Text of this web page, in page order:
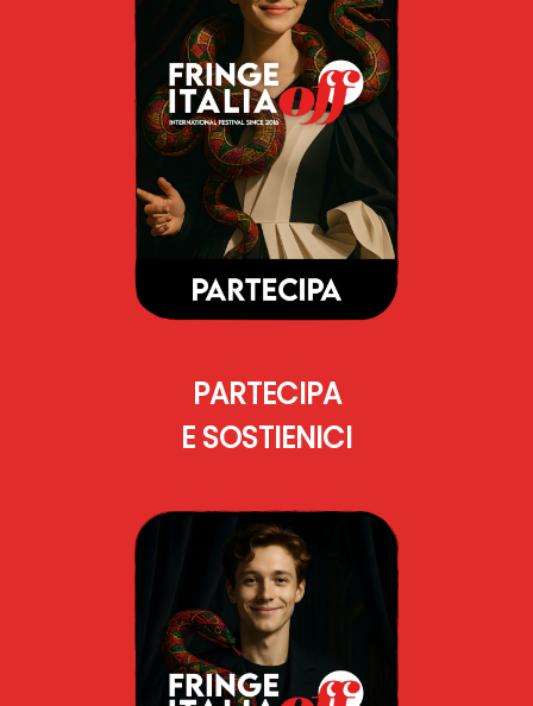
PARTECIPA
E SOSTIENICI